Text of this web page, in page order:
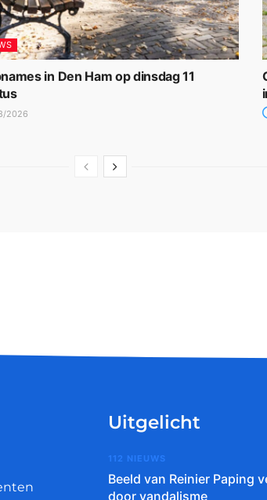
in Den Ham op dinsdag 11
2026
Uitgelicht
112 NIEUWS
Beeld van Reinier Paping
door vandalisme